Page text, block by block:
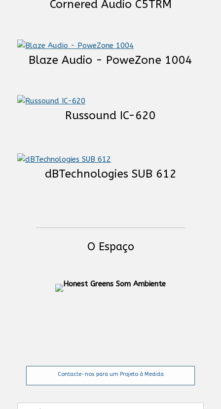
Cornered Audio C5TRM
Blaze Audio - PoweZone 1004
Russound IC-620
dBTechnologies SUB 612
O Espaço
Contacte-nos para um Projeto à Medida